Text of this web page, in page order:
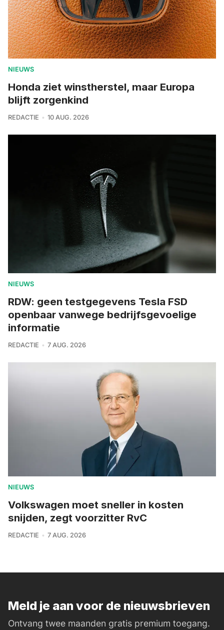
NIEUWS
Honda ziet winstherstel, maar Europa
blijft zorgenkind
REDACTIE 10 AUG. 2026
NIEUWS
RDW: geen testgegevens Tesla FSD
openbaar vanwege bedrijfsgevoelige
informatie
REDACTIE 7 AUG. 2026
NIEUWS
Volkswagen moet sneller in kosten
snijden, zegt voorzitter RvC
REDACTIE 7 AUG. 2026
Meld je aan voor de nieuwsbrieven
Ontvang twee maanden gratis premium toegang.